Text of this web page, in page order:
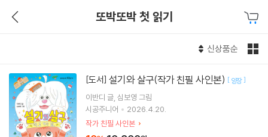
또박또박 첫 읽기
신상품순
[도서] 설기와 살구(작가 친필 사인본) [ 양장]
이반디 글 심보영 그림
시공주니어
2026.4.20.
작가 친필 사인본